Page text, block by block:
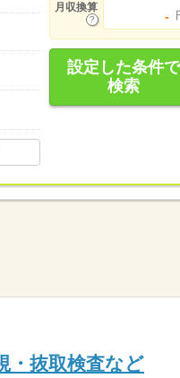
月収換算
-
設定した条件で
検索
・抜取検査など